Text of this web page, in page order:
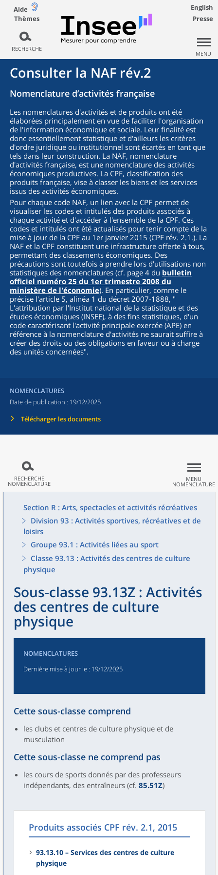
Aide
Thèmes
RECHERCHE
English
Presse
MENU
Consulter la NAF rév.2
Nomenclature d’activités française
Les nomenclatures d'activités et de produits ont été
élaborées principalement en vue de faciliter l'organisation
de l'information économique et sociale. Leur finalité est
donc essentiellement statistique et d'ailleurs les critères
d'ordre juridique ou institutionnel sont écartés en tant que
tels dans leur construction. La NAF, nomenclature
d'activités française, est une nomenclature des activités
économiques productives. La CPF, classification des
produits française, vise à classer les biens et les services
issus des activités économiques.
Pour chaque code NAF, un lien avec la CPF permet de
visualiser les codes et intitulés des produits associés à
chaque activité et d'accéder à l'ensemble de la CPF. Ces
codes et intitulés ont été actualisés pour tenir compte de la
mise à jour de la CPF au 1er janvier 2015 (CPF rév. 2.1.). La
NAF et la CPF constituent une infrastructure offerte à tous,
permettant des classements économiques. Des
précautions sont toutefois à prendre lors d'utilisations non
statistiques des nomenclatures (cf. page 4 du bulletin
officiel numéro 25 du 1er trimestre 2008 du
ministère de l'économie). En particulier, comme le
précise l'article 5, alinéa 1 du décret 2007-1888, "
L'attribution par l'Institut national de la statistique et des
études économiques (INSEE), à des fins statistiques, d'un
code caractérisant l'activité principale exercée (APE) en
référence à la nomenclature d'activités ne saurait suffire à
créer des droits ou des obligations en faveur ou à charge
des unités concernées".
NOMENCLATURES
Date de publication : 19/12/2025
Télécharger les documents
RECHERCHE
NOMENCLATURE
MENU
NOMENCLATURE
Section R : Arts, spectacles et activités récréatives
Division 93 : Activités sportives, récréatives et de
loisirs
Groupe 93.1 : Activités liées au sport
Classe 93.13 : Activités des centres de culture
physique
Sous-classe 93.13Z : Activités
des centres de culture
physique
NOMENCLATURES
Dernière mise à jour le : 19/12/2025
Cette sous-classe comprend
les clubs et centres de culture physique et de
musculation
Cette sous-classe ne comprend pas
les cours de sports donnés par des professeurs
indépendants, des entraîneurs (cf. 85.51Z)
Produits associés CPF rév. 2.1, 2015
93.13.10 – Services des centres de culture
physique